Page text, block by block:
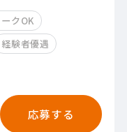
クOK
経験者優遇
応募する